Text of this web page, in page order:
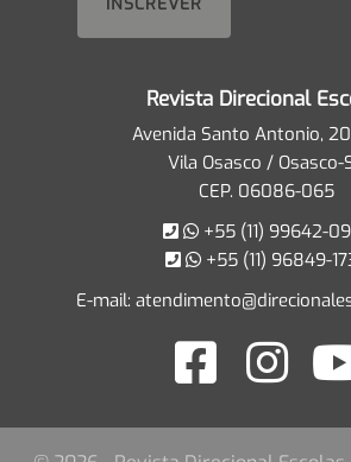
Revista Direcional
Avenida Santo Antonio,
Vila Osasco / Osasco-
CEP. 06086-065
+55 (11) 99642-
+55 (11) 96849-
E-mail: